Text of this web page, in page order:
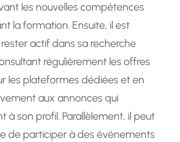
les nouvelles compétences
la formation. Ensuite, il est
actif dans sa recherche
régulièrement les offres
les plateformes dédiées et en
aux annonces qui
à son profil. Parallèlement, il peut
de participer à des événements